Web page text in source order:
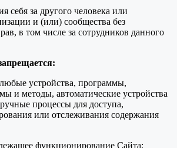
себя за другого человека или
и (или) сообщества без
в том числе за сотрудников данного
устройства, программы,
и методы, автоматические устройства
процессы для доступа,
или отслеживания содержания
функционирование Сайта;